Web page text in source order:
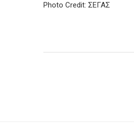
Photo Credit: ΣΕΓΑΣ